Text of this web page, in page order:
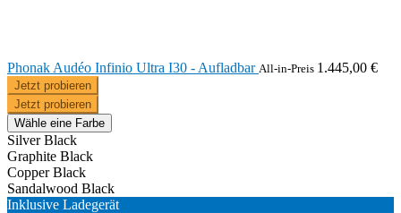
Phonak Audéo Infinio Ultra I30 - Aufladbar All-in-Preis 1.445,00 €
Jetzt probieren
Jetzt probieren
Wähle eine Farbe
Silver Black
Graphite Black
Copper Black
Sandalwood Black
Inklusive Ladegerät